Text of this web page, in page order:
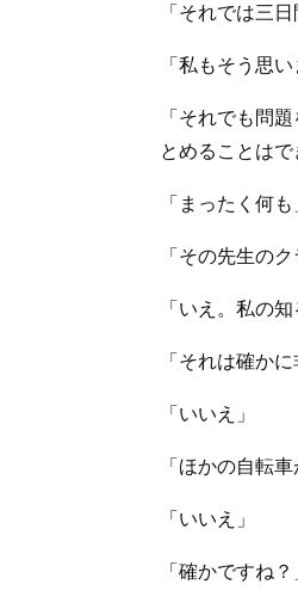
「それでは三
「私もそう思
「それでも問
とめることはで
「まったく何も
「その先生の
「いえ。私の
「それは確か
「いいえ」
「ほかの自転
「いいえ」
「確かですね？